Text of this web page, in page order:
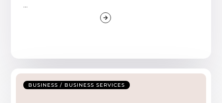
...
BUSINESS / BUSINESS SERVICES